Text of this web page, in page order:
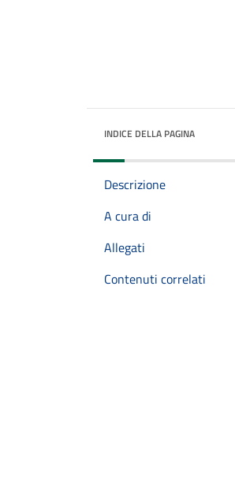
INDICE DELLA PAGINA
Descrizione
A cura di
Allegati
Contenuti correlati